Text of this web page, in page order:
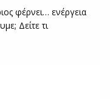
φέρνει… ενέργεια
Δείτε τι